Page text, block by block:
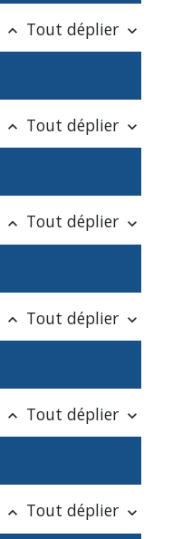
keyboard_arrow_up Tout déplier keyboard_arrow_down
keyboard_arrow_up Tout déplier keyboard_arrow_down
keyboard_arrow_up Tout déplier keyboard_arrow_down
keyboard_arrow_up Tout déplier keyboard_arrow_down
keyboard_arrow_up Tout déplier keyboard_arrow_down
keyboard_arrow_up Tout déplier keyboard_arrow_down